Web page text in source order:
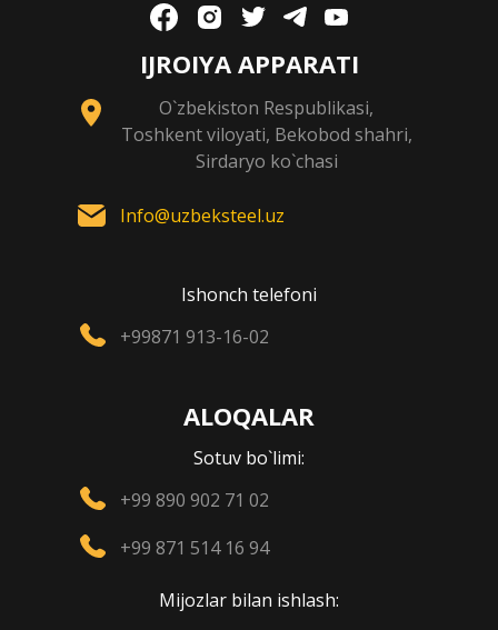
IJROIYA APPARATI
O`zbekiston Respublikasi,
Toshkent viloyati, Bekobod shahri,
Sirdaryo ko`chasi
Info@uzbeksteel.uz
Ishonch telefoni
+99871 913-16-02
ALOQALAR
Sotuv bo`limi:
+99 890 902 71 02
+99 871 514 16 94
Mijozlar bilan ishlash: